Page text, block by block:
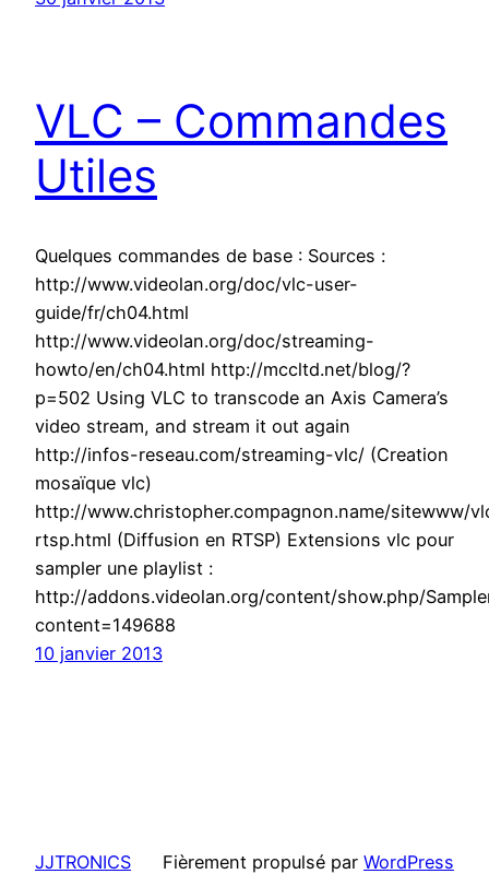
VLC – Commandes
Utiles
Quelques commandes de base : Sources :
http://www.videolan.org/doc/vlc-user-
guide/fr/ch04.html
http://www.videolan.org/doc/streaming-
howto/en/ch04.html http://mccltd.net/blog/?
p=502 Using VLC to transcode an Axis Camera’s
video stream, and stream it out again
http://infos-reseau.com/streaming-vlc/ (Creation
mosaïque vlc)
http://www.christopher.compagnon.name/sitewww/
rtsp.html (Diffusion en RTSP) Extensions vlc pour
sampler une playlist :
http://addons.videolan.org/content/show.php/
content=149688
10 janvier 2013
JJTRONICS Fièrement propulsé par WordPress